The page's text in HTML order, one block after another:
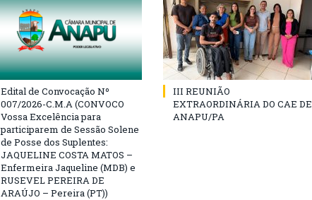
Edital de Convocação Nº
007/2026-C.M.A (CONVOCO
Vossa Excelência para
participarem de Sessão Solene
de Posse dos Suplentes:
JAQUELINE COSTA MATOS –
Enfermeira Jaqueline (MDB) e
RUSEVEL PEREIRA DE
ARAÚJO – Pereira (PT))
III REUNIÃO
EXTRAORDINÁRIA DO CAE DE
ANAPU/PA